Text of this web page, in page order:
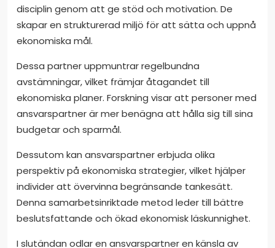
disciplin genom att ge stöd och motivation. De
skapar en strukturerad miljö för att sätta och uppnå
ekonomiska mål.
Dessa partner uppmuntrar regelbundna
avstämningar, vilket främjar åtagandet till
ekonomiska planer. Forskning visar att personer med
ansvarspartner är mer benägna att hålla sig till sina
budgetar och sparmål.
Dessutom kan ansvarspartner erbjuda olika
perspektiv på ekonomiska strategier, vilket hjälper
individer att övervinna begränsande tankesätt.
Denna samarbetsinriktade metod leder till bättre
beslutsfattande och ökad ekonomisk läskunnighet.
I slutändan odlar en ansvarspartner en känsla av